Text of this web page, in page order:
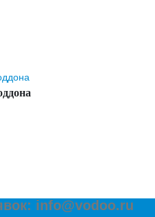
info@vodoo.ru